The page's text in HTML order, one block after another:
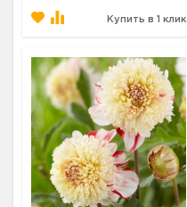
Купить в 1 клик